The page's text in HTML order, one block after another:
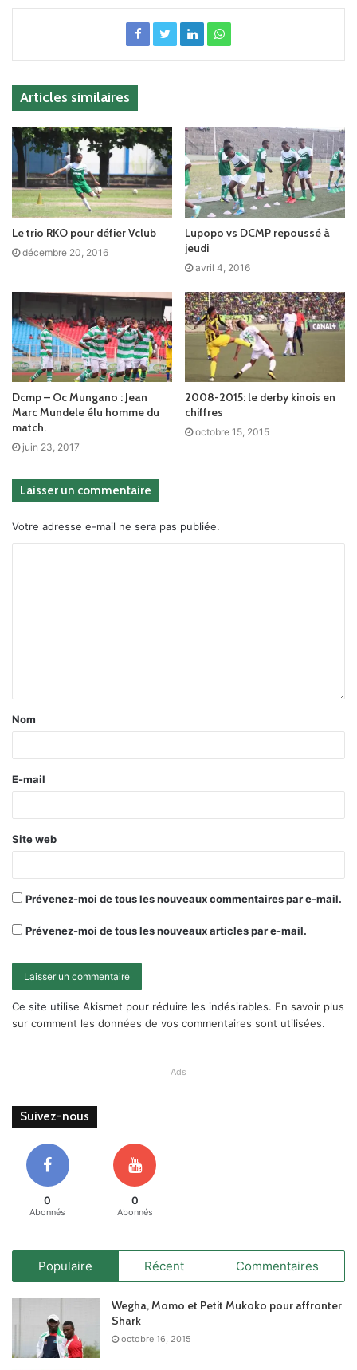
Articles similaires
Le trio RKO pour défier Vclub
décembre 20, 2016
Lupopo vs DCMP repoussé à
jeudi
avril 4, 2016
Dcmp – Oc Mungano : Jean
Marc Mundele élu homme du
match.
juin 23, 2017
2008-2015: le derby kinois en
chiffres
octobre 15, 2015
Laisser un commentaire
Votre adresse e-mail ne sera pas publiée.
Nom
E-mail
Site web
Prévenez-moi de tous les nouveaux commentaires par e-mail.
Prévenez-moi de tous les nouveaux articles par e-mail.
Ce site utilise Akismet pour réduire les indésirables. En savoir plus
sur comment les données de vos commentaires sont utilisées.
Ads
Suivez-nous
0
Abonnés
0
Abonnés
Populaire Récent Commentaires
Wegha, Momo et Petit Mukoko pour affronter
Shark
octobre 16, 2015